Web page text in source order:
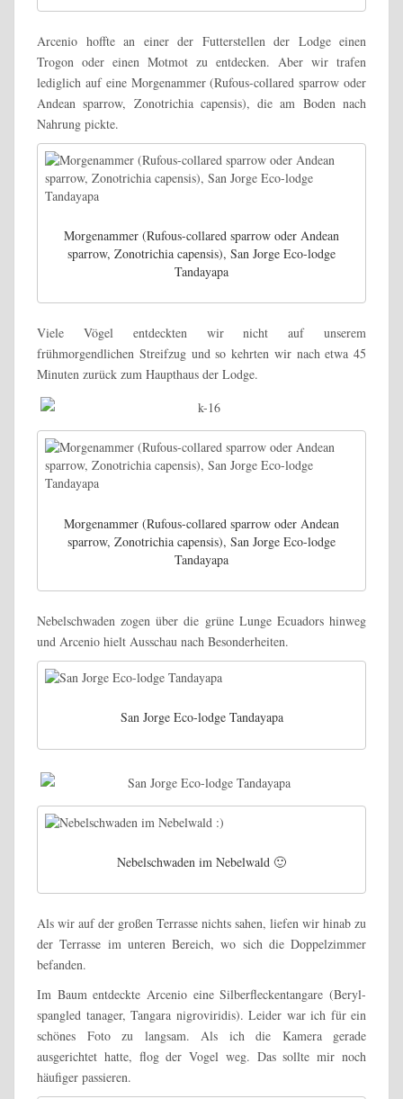
Arcenio hoffte an einer der Futterstellen der Lodge einen
Trogon oder einen Motmot zu entdecken. Aber wir trafen
lediglich auf eine Morgenammer (Rufous-collared sparrow oder
Andean sparrow, Zonotrichia capensis), die am Boden nach
Nahrung pickte.
Morgenammer (Rufous-collared sparrow oder Andean
sparrow, Zonotrichia capensis), San Jorge Eco-lodge
Tandayapa
Viele Vögel entdeckten wir nicht auf unserem
frühmorgendlichen Streifzug und so kehrten wir nach etwa 45
Minuten zurück zum Haupthaus der Lodge.
Morgenammer (Rufous-collared sparrow oder Andean
sparrow, Zonotrichia capensis), San Jorge Eco-lodge
Tandayapa
Nebelschwaden zogen über die grüne Lunge Ecuadors hinweg
und Arcenio hielt Ausschau nach Besonderheiten.
San Jorge Eco-lodge Tandayapa
Nebelschwaden im Nebelwald 🙂
Als wir auf der großen Terrasse nichts sahen, liefen wir hinab zu
der Terrasse im unteren Bereich, wo sich die Doppelzimmer
befanden.
Im Baum entdeckte Arcenio eine Silberfleckentangare (Beryl-
spangled tanager, Tangara nigroviridis). Leider war ich für ein
schönes Foto zu langsam. Als ich die Kamera gerade
ausgerichtet hatte, flog der Vogel weg. Das sollte mir noch
häufiger passieren.